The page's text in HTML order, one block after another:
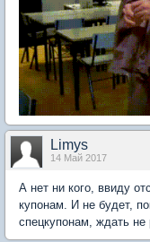
Limys
14 Май 2017
А нет ни кого, ввиду
купонам. И не будет,
спецкупонам, ждать не